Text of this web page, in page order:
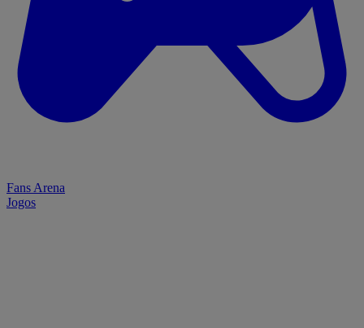
Fans Arena
Jogos